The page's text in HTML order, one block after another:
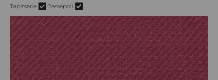
Tapisserie Passepoil